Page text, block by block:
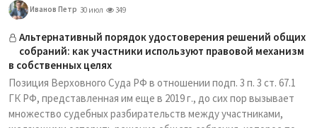
Иванов Петр 30 июл 349
Альтернативный порядок удостоверения решений общих
собраний: как участники используют правовой механизм
в собственных целях
Позиция Верховного Суда РФ в отношении подп. 3 п. 3 ст. 67.1
ГК РФ, представленная им еще в 2019 г., до сих пор вызывает
множество судебных разбирательств между участниками,